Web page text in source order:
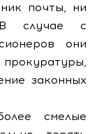
почты, ни
случае с
они
законных
смелые